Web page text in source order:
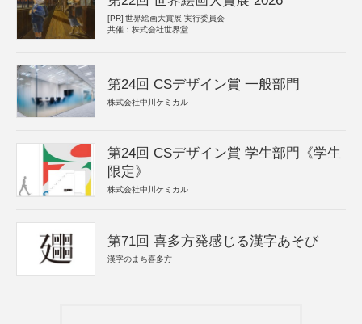
[PR] 世界絵画大賞展 実行委員会
共催：株式会社世界堂
第24回 CSデザイン賞 一般部門
株式会社中川ケミカル
第24回 CSデザイン賞 学生部門《学生
限定》
株式会社中川ケミカル
第71回 喜多方発感じる漢字あそび
漢字のまち喜多方